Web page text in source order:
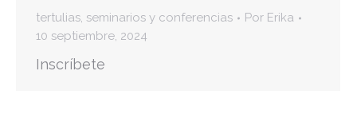
tertulias, seminarios y conferencias Por Erika
10 septiembre, 2024
Inscríbete